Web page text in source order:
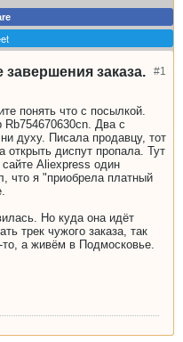
#1
заказа.
понять что с посылкой.
Два с
духу. Писала продавцу, тот
открыть диспут пропала. Тут
Aliexpress один
что я "приобрела платный
Но куда она идёт
трек чужого заказа, так
а живём в Подмосковье.